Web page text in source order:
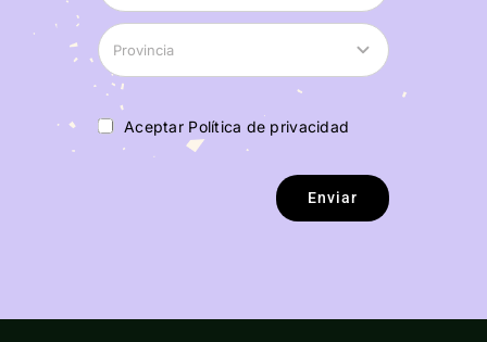
Aceptar Política de privacidad
Enviar